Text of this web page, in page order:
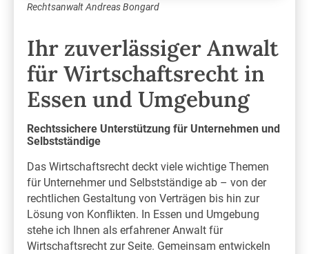
Ihr zuverlässiger Anwalt
für Wirtschaftsrecht in
Essen und Umgebung
Rechtssichere Unterstützung für Unternehmen und
Selbstständige
Das Wirtschaftsrecht deckt viele wichtige Themen
für Unternehmer und Selbstständige ab – von der
rechtlichen Gestaltung von Verträgen bis hin zur
Lösung von Konflikten. In Essen und Umgebung
stehe ich Ihnen als erfahrener Anwalt für
Wirtschaftsrecht zur Seite. Gemeinsam entwickeln
Rechtsanwalt Andreas Bongard